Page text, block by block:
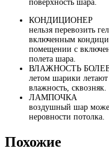
поверхность шара.
КОНДИЦИОНЕР
нельзя перевозить
включенным
помещении с
полета шара.
ВЛАЖНОСТЬ БОЛЕЕ
летом шарики
влажность, сквозняк.
ЛАМПОЧКА
воздушный шар
неровности потолка.
Похожие